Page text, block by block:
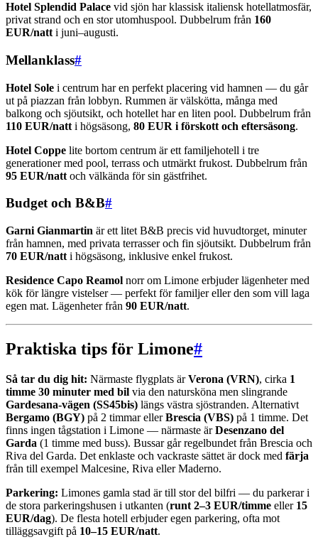
Hotel Splendid Palace vid sjön har klassisk italiensk hotellatmosfär,
privat strand och en stor utomhuspool. Dubbelrum från 160
EUR/natt i juni–augusti.
Mellanklass#
Hotel Sole i centrum har en perfekt placering vid hamnen — du går
ut på piazzan från lobbyn. Rummen är välskötta, många med
balkong och sjöutsikt, och hotellet har en liten pool. Dubbelrum från
110 EUR/natt i högsäsong, 80 EUR i förskott och eftersäsong.
Hotel Coppe lite bortom centrum är ett familjehotell i tre
generationer med pool, terrass och utmärkt frukost. Dubbelrum från
95 EUR/natt och välkända för sin gästfrihet.
Budget och B&B#
Garni Gianmartin är ett litet B&B precis vid huvudtorget, minuter
från hamnen, med privata terrasser och fin sjöutsikt. Dubbelrum från
70 EUR/natt i högsäsong, inklusive enkel frukost.
Residence Capo Reamol norr om Limone erbjuder lägenheter med
kök för längre vistelser — perfekt för familjer eller den som vill laga
egen mat. Lägenheter från 90 EUR/natt.
Praktiska tips för Limone#
Så tar du dig hit: Närmaste flygplats ärVerona (VRN), cirka 1
timme 30 minuter med bil via den natursköna men slingrande
Gardesana-vägen (SS45bis) längs västra sjöstranden. Alternativt
Bergamo (BGY) på 2 timmar ellerBrescia (VBS) på 1 timme. Det
finns ingen tågstation i Limone — närmaste ärDesenzano del
Garda (1 timme med buss). Bussar går regelbundet från Brescia och
Riva del Garda. Det enklaste och vackraste sättet är dock med färja
från till exempel Malcesine, Riva eller Maderno.
Parkering: Limones gamla stad är till stor del bilfri — du parkerar i
de stora parkeringshusen i utkanten (runt 2–3 EUR/timme eller 15
EUR/dag). De flesta hotell erbjuder egen parkering, ofta mot
tilläggsavgift på 10–15 EUR/natt.